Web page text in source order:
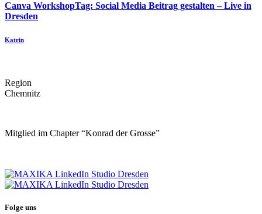
Canva WorkshopTag: Social Media Beitrag gestalten – Live in
Dresden
Katrin
Region
Chemnitz
Mitglied im Chapter “Konrad der Grosse”
Folge uns